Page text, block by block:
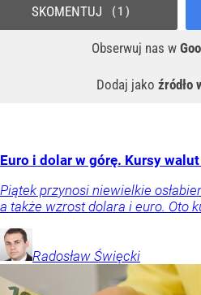
Obserwuj nas w
Dodaj jako źródło
SKOMENTUJ 1
Euro i dolar w górę. Kursy
Piątek przynosi niewielkie
a także wzrost dolara i euro. Oto
Radosław Święcki